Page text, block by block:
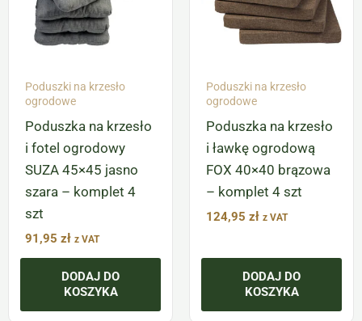
Poduszki na krzesło
ogrodowe
Poduszka na krzesło
i fotel ogrodowy
SUZA 45×45 jasno
szara – komplet 4
szt
91,95 zł z VAT
DODAJ DO
KOSZYKA
Poduszki na krzesło
ogrodowe
Poduszka na krzesło
i ławkę ogrodową
FOX 40×40 brązowa
– komplet 4 szt
124,95 zł z VAT
DODAJ DO
KOSZYKA